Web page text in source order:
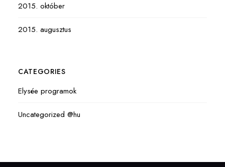
2015. október
2015. augusztus
CATEGORIES
Elysée programok
Uncategorized @hu